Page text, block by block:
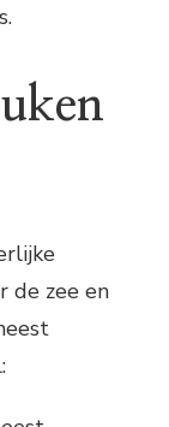
de zee en